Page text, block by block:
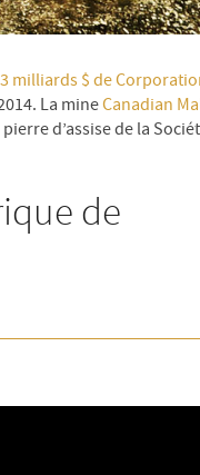
milliards $ de
La mineCanadian
d’assise de la
de